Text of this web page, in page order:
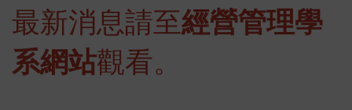
最新消息請至經營管理學
系網站觀看。